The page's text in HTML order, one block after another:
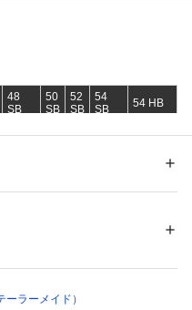
ラーメイド）